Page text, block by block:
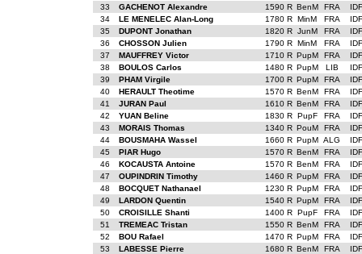
33
GACHENOT Alexandre 1590 R BenM FRA
IDF
34
LE MENELEC Alan-Long 1780 R MinM FRA
IDF
35
DUPONT Jonathan 1820 R JunM FRA
IDF
36
CHOSSON Julien 1790 R MinM FRA
IDF
37
MAUFFREY Victor 1710 R PupM FRA
IDF
38
BOULOS Carlos 1480 R PupM LIB
IDF
39
PHAM Virgile 1700 R PupM FRA
IDF
40
HERAULT Theotime 1570 R BenM FRA
IDF
41
JURAN Paul 1610 R BenM FRA
IDF
42
YUAN Beline 1830 R PupF FRA
IDF
43
MORAIS Thomas 1340 R PouM FRA
IDF
44
BOUSMAHA Wassel 1660 R PupM ALG
IDF
45
PIAR Hugo 1570 R BenM FRA
IDF
46
KOCAUSTA Antoine 1570 R BenM FRA
IDF
47
OUPINDRIN Timothy 1460 R PupM FRA
IDF
48
BOCQUET Nathanael 1230 R PupM FRA
IDF
49
LARDON Quentin 1540 R PupM FRA
IDF
50
CROISILLE Shanti 1400 R PupF FRA
IDF
51
TREMEAC Tristan 1550 R BenM FRA
IDF
52
BOU Rafael 1470 R PupM FRA
IDF
53
LABESSE Pierre 1680 R BenM FRA
IDF